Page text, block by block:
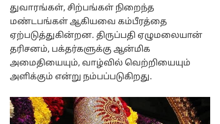
துவாரங்கள், சிற்பங்கள் நிறைந்த
மண்டபங்கள் ஆகியவை கம்பீரத்தை
ஏற்படுத்துகின்றன. திருப்பதி ஏழுமலையான்
தரிசனம், பக்தர்களுக்கு ஆன்மிக
அமைதியையும், வாழ்வில் வெற்றியையும்
அளிக்கும் என்று நம்பப்படுகிறது.